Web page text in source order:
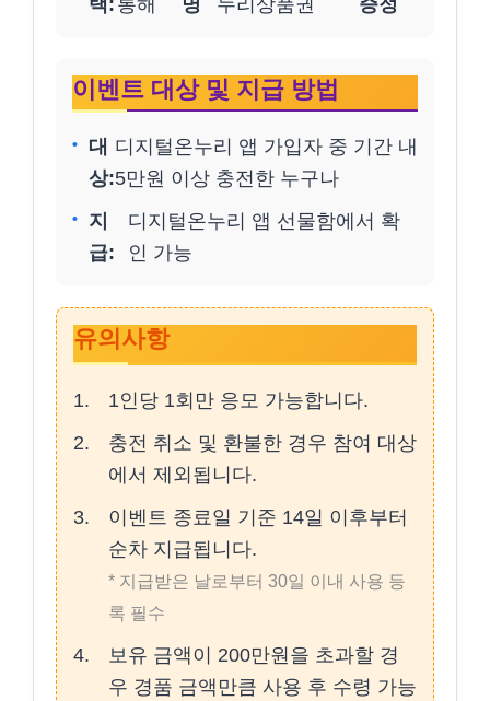
택: 통해
명
누리상품권
증정
이벤트 대상 및 지급 방법
대
상:
디지털온누리 앱 가입자 중 기간 내
5만원 이상 충전한 누구나
지
급:
디지털온누리 앱 선물함에서 확
인 가능
유의사항
1인당 1회만 응모 가능합니다.
충전 취소 및 환불한 경우 참여 대상
에서 제외됩니다.
이벤트 종료일 기준 14일 이후부터
순차 지급됩니다.
* 지급받은 날로부터 30일 이내 사용 등
록 필수
보유 금액이 200만원을 초과할 경
우 경품 금액만큼 사용 후 수령 가능